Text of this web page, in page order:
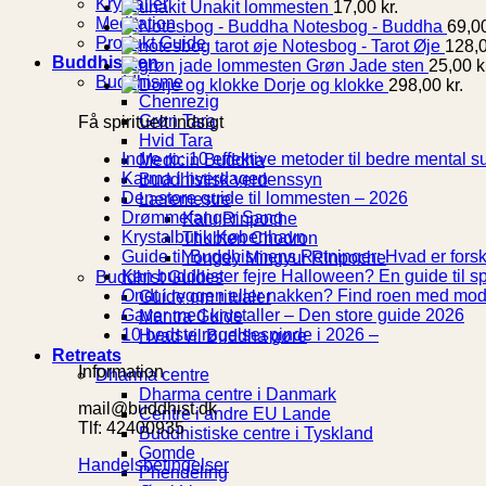
Krystaller
Meditation
Produkt Guide
Buddhismen
Buddhisme
Chenrezig
Grøn Tara
Hvid Tara
Medicin Buddha
Buddhistisk verdenssyn
Læremestre
Kalu Rinpoche
Thubten Chodron
Yongey Mingyur Rinpoche
Buddhist Guides
Guide om ritualer
Mantra Guide
Hvad vil Buddha gøre
Retreats
Dharma centre
Dharma centre i Danmark
Centre i andre EU Lande
Buddhistiske centre i Tyskland
Gomde
Phendeling
Unakit lommesten 17,00 kr.
Notesbog - Buddha
Notesbog - Tarot Øje
Grøn Jade sten 25,00
Dorje og klokke 298,00 kr.
Få spirituelt indsigt
Indre ro: 10 effektive metoder til bedre mental
Karma i hverdagenIngen
kommentarer
til
Karma
i
hverdagen
Den store guide til lommesten – 2026Ingen
Den
store
guide
til
Drømmefanger SangIngen
kommentarer
til
Drømmefanger
Sang
Krystalbutik KøbenhavnIngen
kommentarer
til
Krystalbutik
København
Guide til Buddhismens Retninger: Hvad er
Kan buddhister fejre Halloween? En guide til
Ondt i ryggen eller nakken? Find roen med
Gaver med krystaller – Den store guide 2026
10 bedste røgelsespinde i 2026 –Ingen
Information
mail@buddhist.dk
Tlf: 42400935
Handelsbetingelser